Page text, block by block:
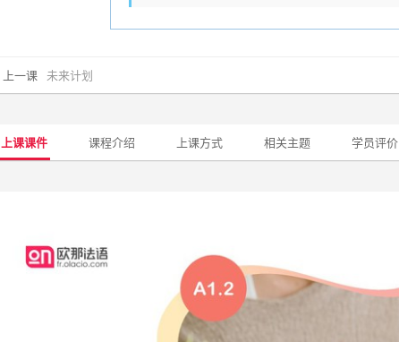
上一课 未来计划
上课课件 课程介绍 上课方式 相关主题 学员评价